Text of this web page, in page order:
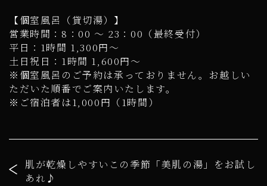
【個室風呂（貸切湯）】
営業時間：8：00 ～ 23：00（最終受付）
平日：1時間 1,300円～
土日祝日：1時間 1,600円～
※個室風呂のご予約は承っておりません。お越しい
ただいた順番でご案内いたします。
※ご宿泊者は1,000円（1時間）
肌が乾燥しやすいこの季節「美肌の湯」をお試し
あれ♪